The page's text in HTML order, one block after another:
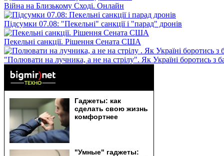
Війна на Близькому Сході. Онлайн
Підсумки 07.08: "Пекельні" санкції і "парад" дронів
Пекельні санкції. Рішення Сената США
"Полювати на лучника, а не на стрілу". Як Україні боротись з